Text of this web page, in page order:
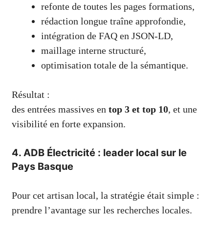
refonte de toutes les pages formations,
rédaction longue traîne approfondie,
intégration de FAQ en JSON-LD,
maillage interne structuré,
optimisation totale de la sémantique.
Résultat :
des entrées massives en top 3 et top 10, et une
visibilité en forte expansion.
4. ADB Électricité : leader local sur le
Pays Basque
Pour cet artisan local, la stratégie était simple :
prendre l’avantage sur les recherches locales.